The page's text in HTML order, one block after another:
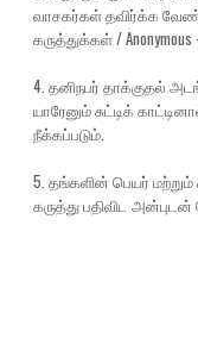
வாசகர்கள் தவிர்க்க
கருத்துக்கள் /
4. தனிநபர் தாக்குதல்
யாரேனும் சுட்டிக்
நீக்கப்படும்.
5. தங்களின் பெயர்
கருத்து பதிவிட